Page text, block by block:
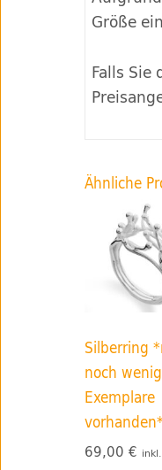
Größe
Falls Sie
Ähnliche
Silberring
noch
Exemplare
vorhanden*
69,00€